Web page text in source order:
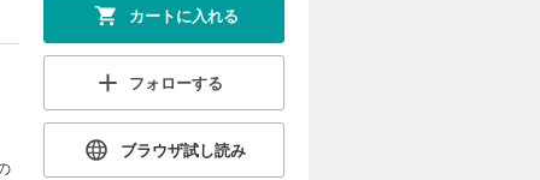
カートに入れる
フォローする
ブラウザ試し読み